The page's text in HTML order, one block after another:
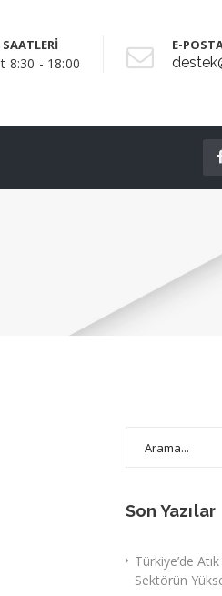
8:30 - 18:00
E-
Son Yazılar
Türkiye’de
Sektörün